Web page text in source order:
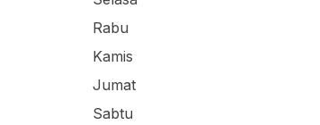
Rabu
Kamis
Jumat
Sabtu